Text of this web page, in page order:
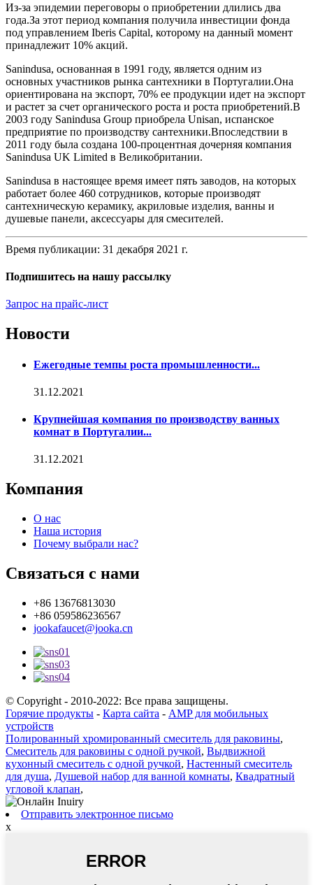
Из-за эпидемии переговоры о приобретении длились два
года.За этот период компания получила инвестиции фонда
под управлением Iberis Capital, которому на данный момент
принадлежит 10% акций.
Sanindusa, основанная в 1991 году, является одним из
основных участников рынка сантехники в Португалии.Она
ориентирована на экспорт, 70% ее продукции идет на экспорт
и растет за счет органического роста и роста приобретений.В
2003 году Sanindusa Group приобрела Unisan, испанское
предприятие по производству сантехники.Впоследствии в
2011 году была создана 100-процентная дочерняя компания
Sanindusa UK Limited в Великобритании.
Sanindusa в настоящее время имеет пять заводов, на которых
работает более 460 сотрудников, которые производят
сантехническую керамику, акриловые изделия, ванны и
душевые панели, аксессуары для смесителей.
Время публикации: 31 декабря 2021 г.
Подпишитесь на нашу рассылку
Запрос на прайс-лист
Новости
Ежегодные темпы роста промышленности...
31.12.2021
Крупнейшая компания по производству ванных
комнат в Португалии...
31.12.2021
Компания
О нас
Наша история
Почему выбрали нас?
Связаться с нами
+86 13676813030
+86 059586236567
jookafaucet@jooka.cn
© Copyright - 2010-2022: Все права защищены.
Горячие продукты - Карта сайта - AMP для мобильных
устройств
Полированный хромированный смеситель для раковины,
Смеситель для раковины с одной ручкой, Выдвижной
кухонный смеситель с одной ручкой, Настенный смеситель
для душа, Душевой набор для ванной комнаты, Квадратный
угловой клапан,
Отправить электронное письмо
x